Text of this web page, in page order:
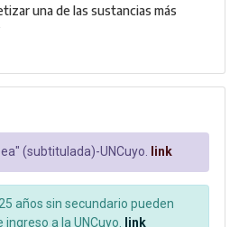
una de las sustancias más
(subtitulada)-UNCuyo. link
años sin secundario pueden
a la UNCuyo.
link